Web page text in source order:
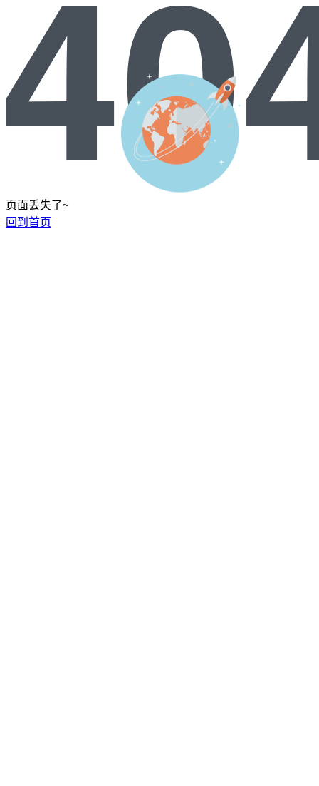
页面丢失了~
回到首页